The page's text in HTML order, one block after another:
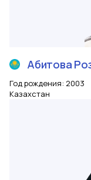
Абитова
Год рождения: 2003
Казахстан